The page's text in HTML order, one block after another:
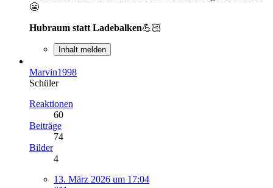
😬
Hubraum statt Ladebalken💪🏻
Inhalt melden
Marvin1998
Schüler
Reaktionen
60
Beiträge
74
Bilder
4
13. März 2026 um 17:04